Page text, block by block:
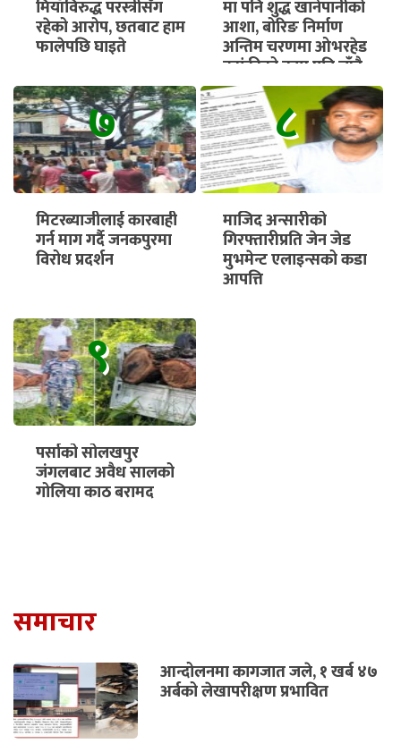
मियाँविरुद्ध परस्त्रीसँग
रहेको आरोप, छतबाट हाम
फालेपछि घाइते
मा पनि शुद्ध खानेपानीको
आशा, बोरिङ निर्माण
अन्तिम चरणमा ओभरहेड
ट्यांकीको काम पनि चाँडै
सुरु हुने
७
मिटरब्याजीलाई कारबाही
गर्न माग गर्दै जनकपुरमा
विरोध प्रदर्शन
८
माजिद अन्सारीको
गिरफ्तारीप्रति जेन जेड
मुभमेन्ट एलाइन्सको कडा
आपत्ति
९
पर्साको सोलखपुर
जंगलबाट अवैध सालको
गोलिया काठ बरामद
समाचार
आन्दोलनमा कागजात जले, १ खर्ब ४७
अर्बको लेखापरीक्षण प्रभावित